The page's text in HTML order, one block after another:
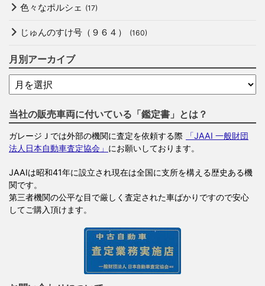
色々なポルシェ (17)
じゅんのすけ号（９６４） (160)
月別アーカイブ
当社の販売車両に付いている「鑑定書」とは？
ガレージＪでは外部の機関に査定を依頼する際
「JAAI 一般財団
法人日本自動車査定協会」 にお願いしております。
JAAIは昭和41年に設立され現在は全国に支所を構える歴史ある機
関です。
第三者機関の公平な目で厳しく査定された車ばかりですので安心
してご購入頂けます。